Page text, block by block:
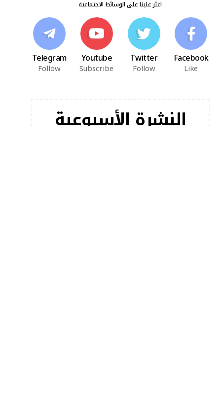
اعثر علينا على الوسائط الاجتماعية
Facebook
Like
Twitter
Follow
Youtube
Subscribe
Telegram
Follow
النشرة الأسبوعية